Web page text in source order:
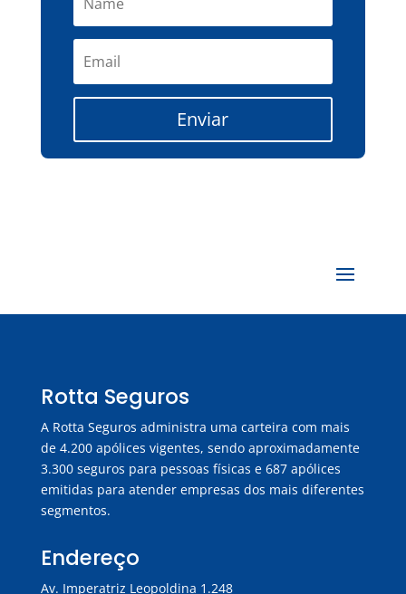
Enviar
Rotta Seguros
A Rotta Seguros administra uma carteira com mais
de 4.200 apólices vigentes, sendo aproximadamente
3.300 seguros para pessoas físicas e 687 apólices
emitidas para atender empresas dos mais diferentes
segmentos.
Endereço
Av. Imperatriz Leopoldina 1.248